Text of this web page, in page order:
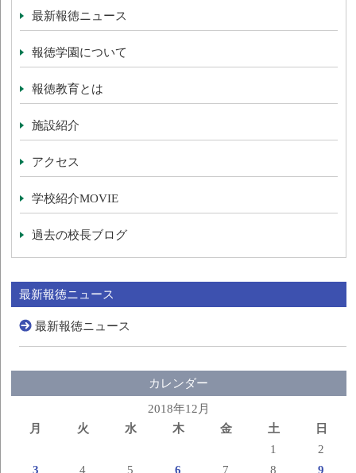
最新報徳ニュース
報徳学園について
報徳教育とは
施設紹介
アクセス
学校紹介MOVIE
過去の校長ブログ
最新報徳ニュース
最新報徳ニュース
カレンダー
2018年12月
月
火 水 木 金 土 日
1
2
3
4 5 6 7 8
9